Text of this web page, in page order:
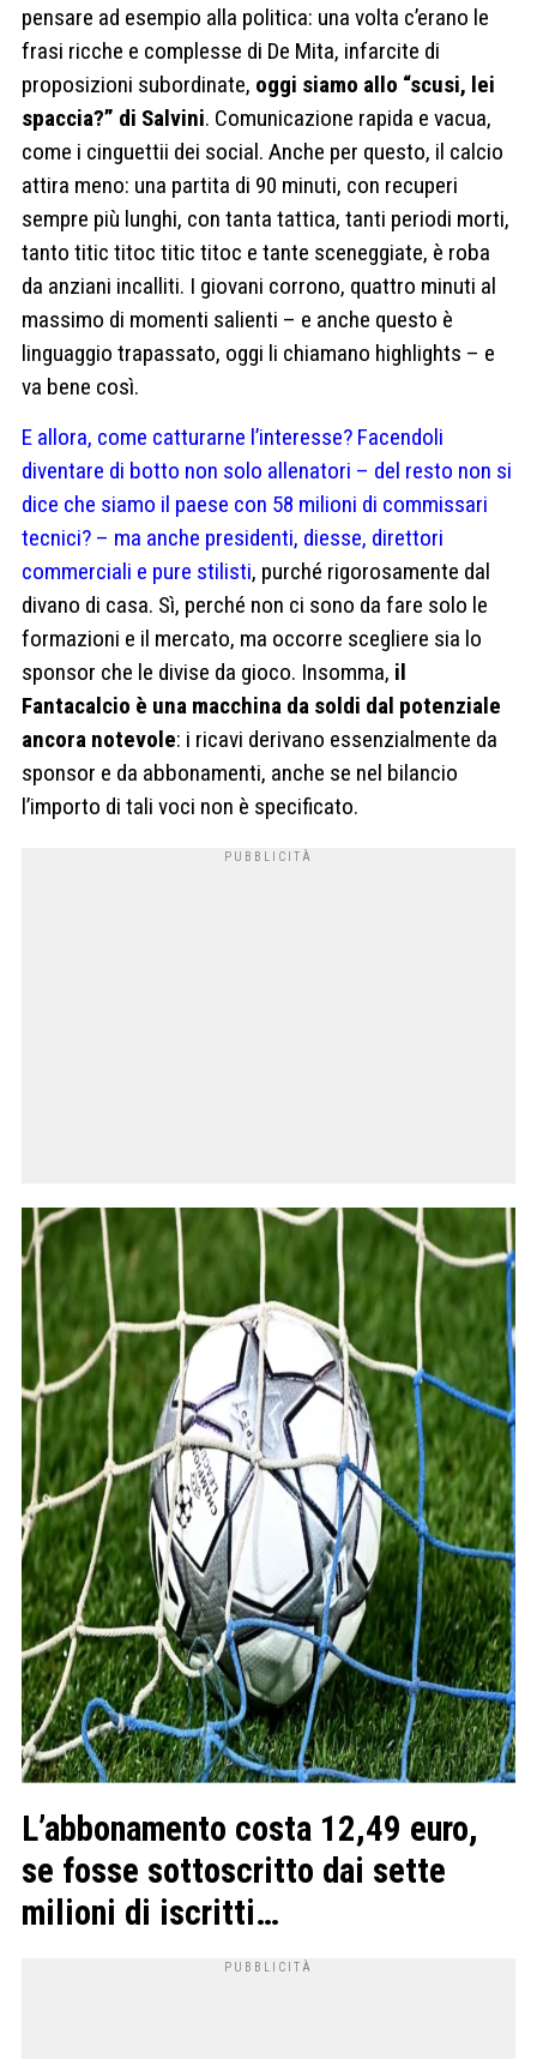
pensare ad esempio alla politica: una volta c’erano le
frasi ricche e complesse di De Mita, infarcite di
proposizioni subordinate, oggi siamo allo “scusi, lei
spaccia?” di Salvini. Comunicazione rapida e vacua,
come i cinguettii dei social. Anche per questo, il calcio
attira meno: una partita di 90 minuti, con recuperi
sempre più lunghi, con tanta tattica, tanti periodi morti,
tanto titic titoc titic titoc e tante sceneggiate, è roba
da anziani incalliti. I giovani corrono, quattro minuti al
massimo di momenti salienti – e anche questo è
linguaggio trapassato, oggi li chiamano highlights – e
va bene così.
E allora, come catturarne l’interesse? Facendoli
diventare di botto non solo allenatori – del resto non si
dice che siamo il paese con 58 milioni di commissari
tecnici? – ma anche presidenti, diesse, direttori
commerciali e pure stilisti, purché rigorosamente dal
divano di casa. Sì, perché non ci sono da fare solo le
formazioni e il mercato, ma occorre scegliere sia lo
sponsor che le divise da gioco. Insomma, il
Fantacalcio è una macchina da soldi dal potenziale
ancora notevole: i ricavi derivano essenzialmente da
sponsor e da abbonamenti, anche se nel bilancio
l’importo di tali voci non è specificato.
L’abbonamento costa 12,49 euro,
se fosse sottoscritto dai sette
milioni di iscritti…